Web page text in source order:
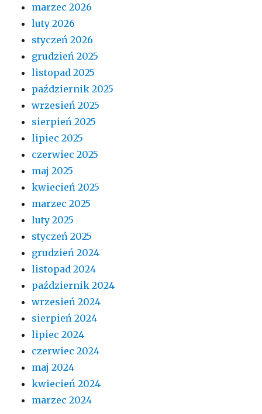
marzec 2026
luty 2026
styczeń 2026
grudzień 2025
listopad 2025
październik 2025
wrzesień 2025
sierpień 2025
lipiec 2025
czerwiec 2025
maj 2025
kwiecień 2025
marzec 2025
luty 2025
styczeń 2025
grudzień 2024
listopad 2024
październik 2024
wrzesień 2024
sierpień 2024
lipiec 2024
czerwiec 2024
maj 2024
kwiecień 2024
marzec 2024